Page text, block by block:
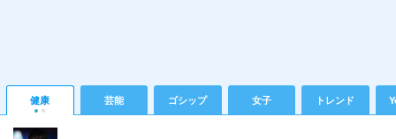
健康 芸能 ゴシップ 女子 トレンド